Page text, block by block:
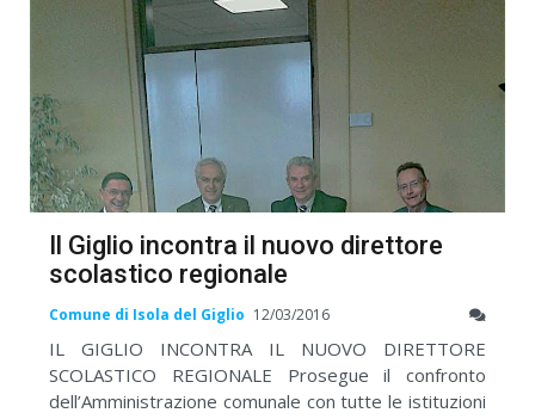
Il Giglio incontra il nuovo direttore
scolastico regionale
Comune di Isola del Giglio 12/03/2016
IL GIGLIO INCONTRA IL NUOVO DIRETTORE
SCOLASTICO REGIONALE Prosegue il confronto
dell’Amministrazione comunale con tutte le istituzioni